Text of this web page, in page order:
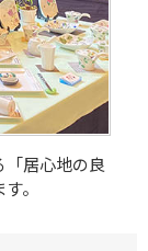
居心地の良
。